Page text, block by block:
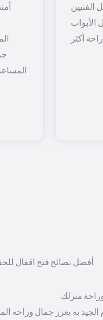
الفنيين
الأبواب
أفضل نصائح فتح اقفال
منزلك
الجيد به يعزز جمال وراحة